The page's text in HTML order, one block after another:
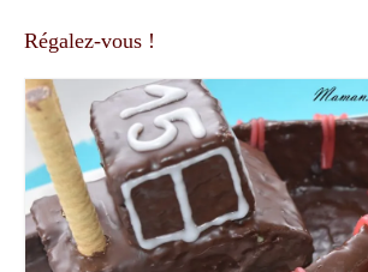
Régalez-vous !